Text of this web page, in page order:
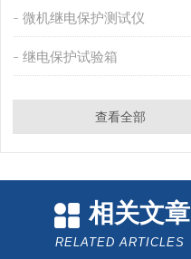
微机继电保护测试仪
继电保护试验箱
查看全部
相关文章
RELATED ARTICLES